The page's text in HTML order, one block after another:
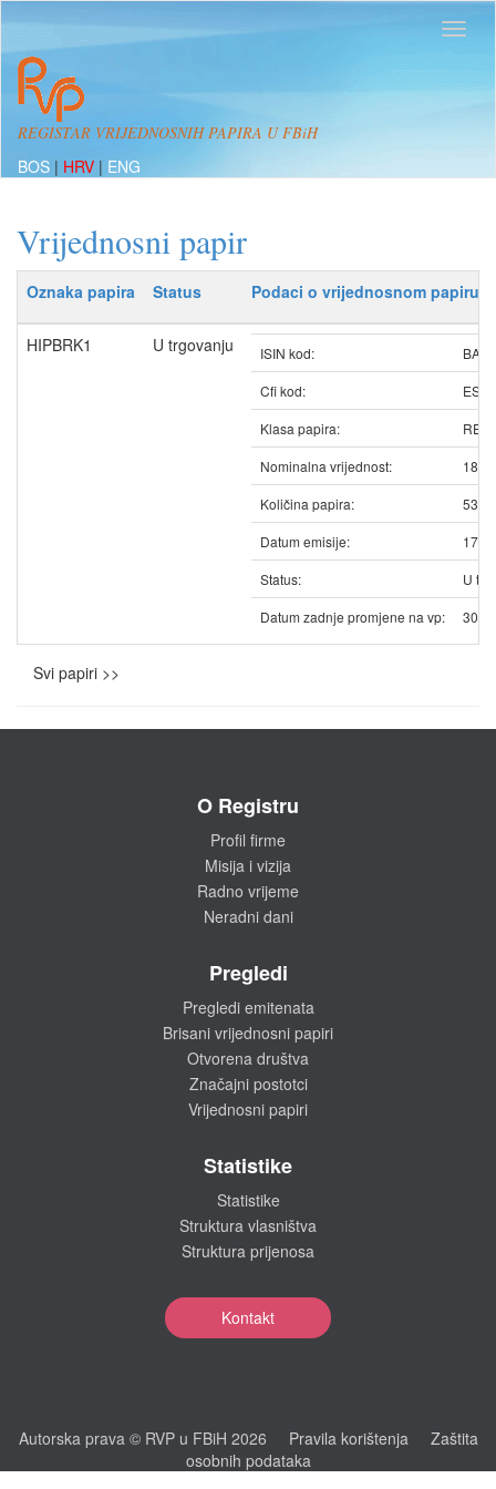
REGISTAR VRIJEDNOSNIH PAPIRA U FBiH
BOS | HRV | ENG
Vrijednosni papir
Oznaka papira Status Podaci o vrijednosnom papiru
HIPBRK1 U trgovanju ISIN kod:
Cfi kod:
Klasa papira:
Nominalna vrijednost:
Količina papira:
Datum emisije:
Status:
U
Datum zadnje promjene na vp:
Svi papiri >>
O Registru
Profil firme
Misija i vizija
Radno vrijeme
Neradni dani
Pregledi
Pregledi emitenata
Brisani vrijednosni papiri
Otvorena društva
Značajni postotci
Vrijednosni papiri
Statistike
Statistike
Struktura vlasništva
Struktura prijenosa
Kontakt
Autorska prava © RVP u FBiH 2026 Pravila korištenja
Zaštita
osobnih podataka